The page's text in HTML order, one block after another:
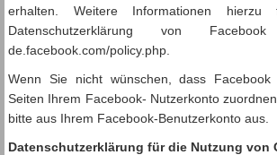
erhalten. Weitere Informationen
Datenschutzerklärung von
de.facebook.com/policy.php.
Wenn Sie nicht wünschen, dass
Seiten Ihrem Facebook- Nutzerkonto
bitte aus Ihrem Facebook-Benutzerkonto aus.
Datenschutzerklärung für die Nutzung von